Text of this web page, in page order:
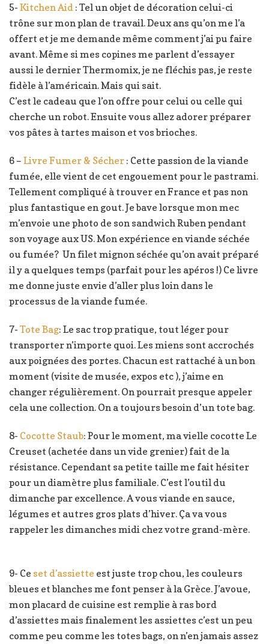
5- Kitchen Aid : Tel un objet de décoration celui-ci
trône sur mon plan de travail. Deux ans qu’on me l’a
offert et je me demande même comment j’ai pu faire
avant. Même si mes copines me parlent d’essayer
aussi le dernier Thermomix, je ne fléchis pas, je reste
fidèle à l’américain. Mais qui sait.
C’est le cadeau que l’on offre pour celui ou celle qui
cherche un robot. Ensuite vous allez adorer préparer
vos pâtes à tartes maison et vos brioches.
6 – Livre Fumer & Sécher : Cette passion de la viande
fumée, elle vient de cet engouement pour le pastrami.
Tellement compliqué à trouver en France et pas non
plus fantastique en gout. Je bave lorsque mon mec
m’envoie une photo de son sandwich Ruben pendant
son voyage aux US. Mon expérience en viande séchée
ou fumée? Un filet mignon séchée qu’on avait préparé
il y a quelques temps (parfait pour les apéros !) Ce livre
me donne juste envie d’aller plus loin dans le
processus de la viande fumée.
7- Tote Bag: Le sac trop pratique, tout léger pour
transporter n’importe quoi. Les miens sont accrochés
aux poignées des portes. Chacun est rattaché à un bon
moment (visite de musée, expos etc ), j’aime en
changer régulièrement. On pourrait presque appeler
cela une collection. On a toujours besoin d’un tote bag.
8- Cocotte Staub: Pour le moment, ma vielle cocotte Le
Creuset (achetée dans un vide grenier) fait de la
résistance. Cependant sa petite taille me fait hésiter
pour un diamètre plus familiale. C’est l’outil du
dimanche par excellence. A vous viande en sauce,
légumes et autres gros plats d’hiver. Ça va vous
rappeler les dimanches midi chez votre grand-mère.
9- Ce set d’assiette est juste trop chou, les couleurs
bleues et blanches me font penser à la Grèce. J’avoue,
mon placard de cuisine est remplie à ras bord
d’assiettes mais finalement les assiettes c’est un peu
comme peu comme les totes bags, on n’en jamais assez